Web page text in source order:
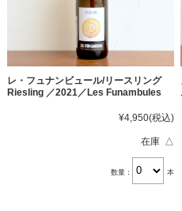
レ・フュナンビュール/リースリング
Riesling ／2021／Les Funambules
¥4,950(税込)
在庫 △
数量： 本